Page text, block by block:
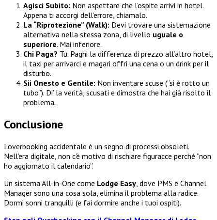
Agisci Subito: Non aspettare che l’ospite arrivi in hotel.
Appena ti accorgi dell’errore, chiamalo.
La “Riprotezione” (Walk): Devi trovare una sistemazione
alternativa nella stessa zona, di livello uguale o
superiore. Mai inferiore.
Chi Paga? Tu. Paghi la differenza di prezzo all’altro hotel,
il taxi per arrivarci e magari offri una cena o un drink per il
disturbo.
Sii Onesto e Gentile: Non inventare scuse (“si è rotto un
tubo”). Di’ la verità, scusati e dimostra che hai già risolto il
problema.
Conclusione
L’overbooking accidentale è un segno di processi obsoleti.
Nell’era digitale, non c’è motivo di rischiare figuracce perché “non
ho aggiornato il calendario”.
Un sistema All-in-One come Lodge Easy , dove PMS e Channel
Manager sono una cosa sola, elimina il problema alla radice.
Dormi sonni tranquilli (e fai dormire anche i tuoi ospiti).